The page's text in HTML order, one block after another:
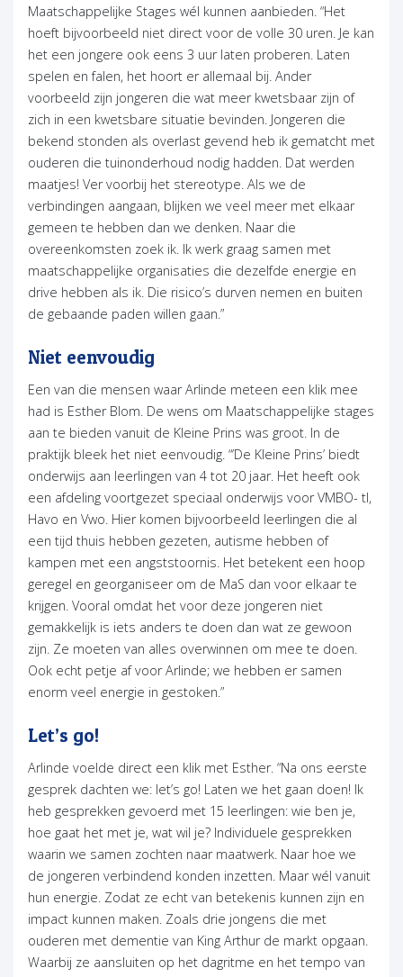
Maatschappelijke Stages wél kunnen aanbieden. “Het
hoeft bijvoorbeeld niet direct voor de volle 30 uren. Je kan
het een jongere ook eens 3 uur laten proberen. Laten
spelen en falen, het hoort er allemaal bij. Ander
voorbeeld zijn jongeren die wat meer kwetsbaar zijn of
zich in een kwetsbare situatie bevinden. Jongeren die
bekend stonden als overlast gevend heb ik gematcht met
ouderen die tuinonderhoud nodig hadden. Dat werden
maatjes! Ver voorbij het stereotype. Als we de
verbindingen aangaan, blijken we veel meer met elkaar
gemeen te hebben dan we denken. Naar die
overeenkomsten zoek ik. Ik werk graag samen met
maatschappelijke organisaties die dezelfde energie en
drive hebben als ik. Die risico’s durven nemen en buiten
de gebaande paden willen gaan.”
Niet eenvoudig
Een van die mensen waar Arlinde meteen een klik mee
had is Esther Blom. De wens om Maatschappelijke stages
aan te bieden vanuit de Kleine Prins was groot. In de
praktijk bleek het niet eenvoudig. “’De Kleine Prins’ biedt
onderwijs aan leerlingen van 4 tot 20 jaar. Het heeft ook
een afdeling voortgezet speciaal onderwijs voor VMBO- tl,
Havo en Vwo. Hier komen bijvoorbeeld leerlingen die al
een tijd thuis hebben gezeten, autisme hebben of
kampen met een angststoornis. Het betekent een hoop
geregel en georganiseer om de MaS dan voor elkaar te
krijgen. Vooral omdat het voor deze jongeren niet
gemakkelijk is iets anders te doen dan wat ze gewoon
zijn. Ze moeten van alles overwinnen om mee te doen.
Ook echt petje af voor Arlinde; we hebben er samen
enorm veel energie in gestoken.”
Let’s go!
Arlinde voelde direct een klik met Esther. “Na ons eerste
gesprek dachten we: let’s go! Laten we het gaan doen! Ik
heb gesprekken gevoerd met 15 leerlingen: wie ben je,
hoe gaat het met je, wat wil je? Individuele gesprekken
waarin we samen zochten naar maatwerk. Naar hoe we
de jongeren verbindend konden inzetten. Maar wél vanuit
hun energie. Zodat ze echt van betekenis kunnen zijn en
impact kunnen maken. Zoals drie jongens die met
ouderen met dementie van King Arthur de markt opgaan.
Waarbij ze aansluiten op het dagritme en het tempo van